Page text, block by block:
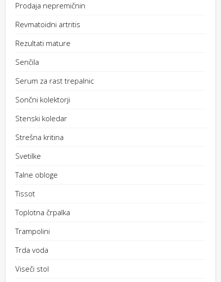
Prodaja nepremičnin
Revmatoidni artritis
Rezultati mature
Senčila
Serum za rast trepalnic
Sončni kolektorji
Stenski koledar
Strešna kritina
Svetilke
Talne obloge
Tissot
Toplotna črpalka
Trampolini
Trda voda
Viseči stol